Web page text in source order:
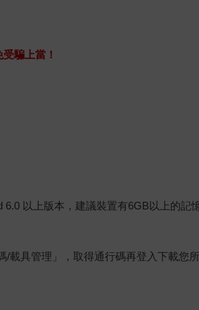
騙上當！
以上版本，建議裝置有6GB以上的記
具管理」，取得通行碼再登入下載您